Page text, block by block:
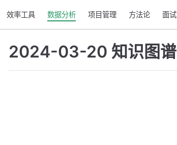
效率工具 数据分析 项目管理 方法论 面试
2024-03-20 知识图谱